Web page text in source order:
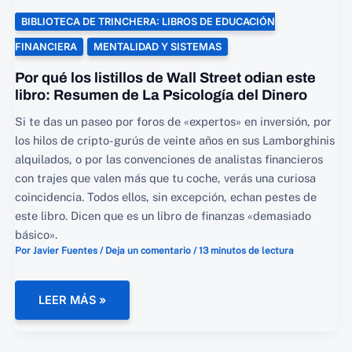
BIBLIOTECA DE TRINCHERA: LIBROS DE EDUCACIÓN
FINANCIERA MENTALIDAD Y SISTEMAS
Por qué los listillos de Wall Street odian este
libro: Resumen de La Psicología del Dinero
Si te das un paseo por foros de «expertos» en inversión, por
los hilos de cripto-gurús de veinte años en sus Lamborghinis
alquilados, o por las convenciones de analistas financieros
con trajes que valen más que tu coche, verás una curiosa
coincidencia. Todos ellos, sin excepción, echan pestes de
este libro. Dicen que es un libro de finanzas «demasiado
básico».
Por Javier Fuentes / Deja un comentario /13 minutos de lectura
POR
LOS
LEER MÁS »